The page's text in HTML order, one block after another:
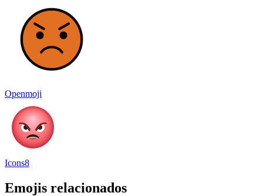
Openmoji
Icons8
Emojis relacionados